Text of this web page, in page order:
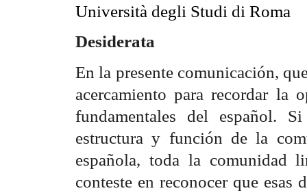
Università degli Studi di Roma
Desiderata
En la presente comunicación,
acercamiento para recordar
fundamentales del español.
estructura y función de la
española, toda la comunidad
conteste en reconocer que esas